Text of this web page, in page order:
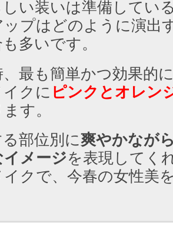
い装いは準備してい
ップはどのように演出
多いです。
、最も簡単かつ効果的
クに ピンクとオレン
す。
部位別に爽やかなが
イメージを表現してく
イクで、今春の女性美